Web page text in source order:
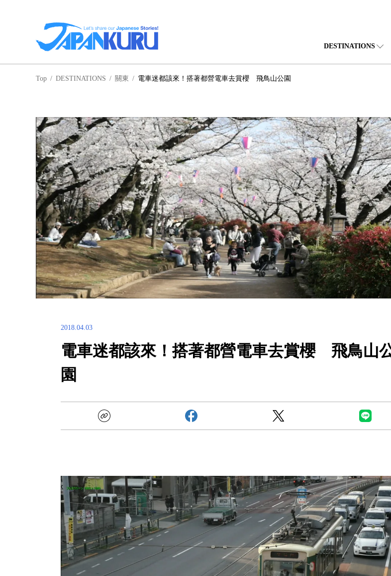
DESTINATIONS
北海道購物
Top / DESTINATIONS / 關東 / 電車迷都該來！搭著都營電車去賞櫻 飛鳥山公園
2018.04.03
電車迷都該來！搭著都營電車去賞櫻 飛鳥山
園
acclaimed
Japan's ancient
#kyototrip
Photos courtesy of
teamLab Biovortex